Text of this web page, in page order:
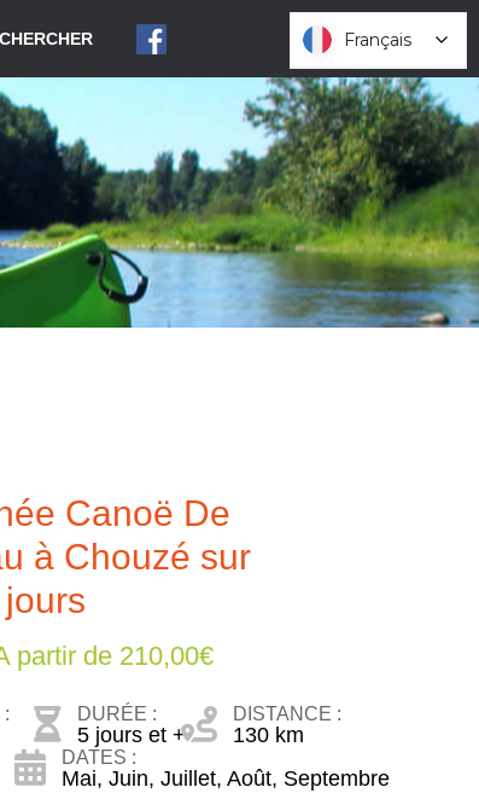
Canoë De
à Chouzé sur
partir de 210,00€
: DURÉE :
5 jours et +
DISTANCE :
130 km
DATES :
Mai, Juin, Juillet, Août, Septembre
Français
Français